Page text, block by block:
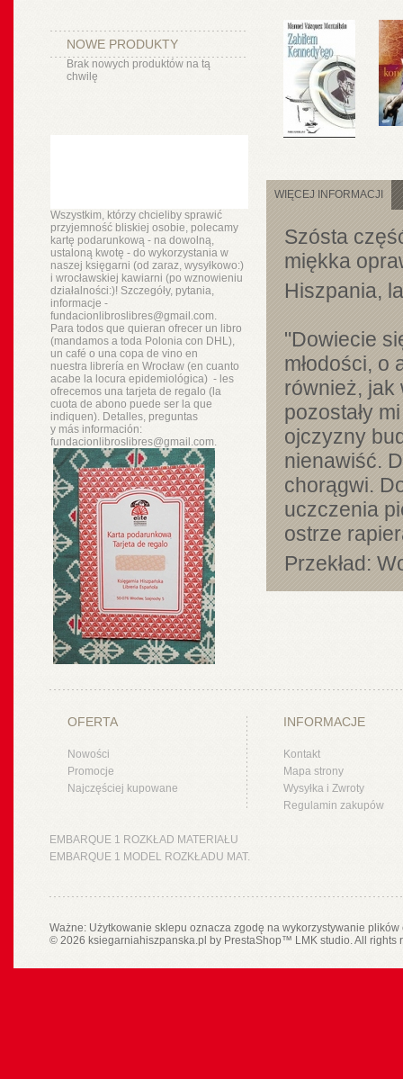
NOWE PRODUKTY
Brak nowych produktów na tą
chwilę
Wszystkim, którzy chcieliby sprawić
przyjemność bliskiej osobie, polecamy
kartę podarunkową - na dowolną,
ustaloną kwotę - do wykorzystania w
naszej księgarni (od zaraz, wysyłkowo:)
i wrocławskiej kawiarni (po wznowieniu
działalności:)! Szczegóły, pytania,
informacje -
fundacionlibroslibres@gmail.com.
Para todos que quieran ofrecer un libro
(mandamos a toda Polonia con DHL),
un café o una copa de vino en
nuestra libreríaen Wrocław (en cuanto
acabe la locura epidemiológica) - les
ofrecemos una tarjeta de regalo (la
cuota de abono puede ser la que
indiquen). Detalles, preguntas
y másinformación:
fundacionlibroslibres@gmail.com.
WIĘCEJ INFORMACJI
Szósta
miękka
Hiszpania,
"Dowiecie
młodości, o
również, jak
pozostały
ojczyzny
nienawiść.
chorągwi.
uczczenia
ostrze
Przekład:
OFERTA
Nowości
Promocje
Najczęściej kupowane
INFORMACJE
Kontakt
Mapa strony
Wysyłka i Zwroty
Regulamin zakupów
EMBARQUE 1 ROZKŁAD MATERIAŁU
EMBARQUE 1 MODEL ROZKŁADU MAT.
Ważne: Użytkowanie sklepu oznacza zgodę na wykorzystywanie
© 2026 ksiegarniahiszpanska.pl by PrestaShop™ LMK studio. All rights